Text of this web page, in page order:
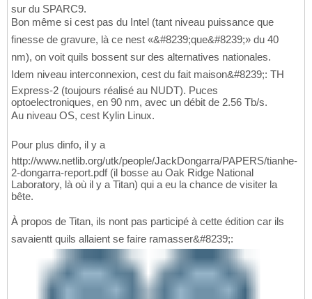
sur du SPARC9.
Bon même si cest pas du Intel (tant niveau puissance que
finesse de gravure, là ce nest «&#8239;que&#8239;» du 40
nm), on voit quils bossent sur des alternatives nationales.
Idem niveau interconnexion, cest du fait maison&#8239;: TH
Express-2 (toujours réalisé au NUDT). Puces
optoelectroniques, en 90 nm, avec un débit de 2.56 Tb/s.
Au niveau OS, cest Kylin Linux.
Pour plus dinfo, il y a
http://www.netlib.org/utk/people/JackDongarra/PAPERS/tianhe-
2-dongarra-report.pdf (il bosse au Oak Ridge National
Laboratory, là où il y a Titan) qui a eu la chance de visiter la
bête.
À propos de Titan, ils nont pas participé à cette édition car ils
savaientt quils allaient se faire ramasser&#8239;: